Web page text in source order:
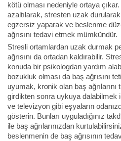
kötü olması nedeniyle ortaya
azaltılarak, stresten uzak
egzersiz yaparak ve beslenme
ağrısını tedavi etmek mümkündür.
Stresli ortamlardan uzak durmak
ağrısını da ortadan kaldırabilir.
konuda bir psikologdan yardım
bozukluk olması da baş ağrısını
uyumak, kronik olan baş ağrılarını
girdikten sonra uykuya dalabilmek
ve televizyon gibi eşyaların
gösterin. Bunları uyguladığınız
ile baş ağrılarınızdan
beslenmenin de baş ağrısının